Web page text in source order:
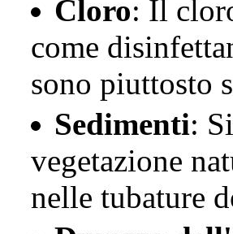
Cloro: Il
come
sono piuttosto
Sedimenti:
vegetazione
nelle tubature